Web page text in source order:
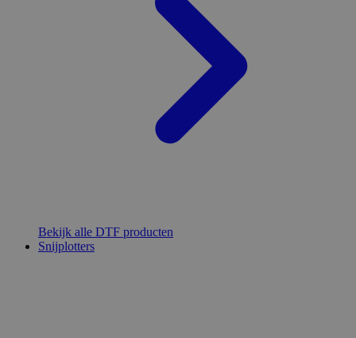
Bekijk alle DTF producten
Snijplotters